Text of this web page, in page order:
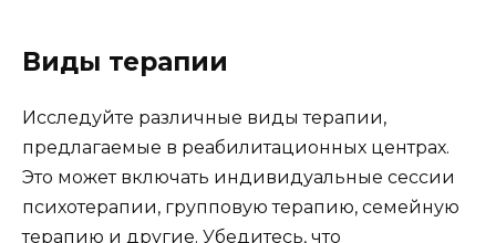
Виды терапии
Исследуйте различные виды терапии,
предлагаемые в реабилитационных центрах.
Это может включать индивидуальные сессии
психотерапии, групповую терапию, семейную
терапию и другие. Убедитесь, что